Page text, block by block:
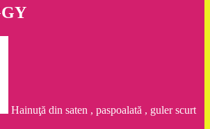
Hainuţă din saten , paspoalată , guler scurt